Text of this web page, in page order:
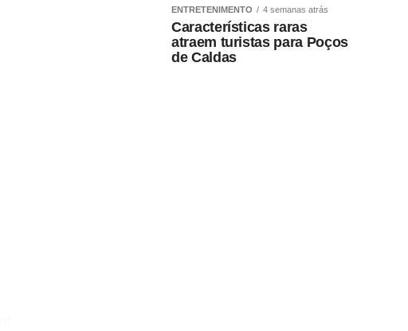
ENTRETENIMENTO 4 semanas atrás
Características raras
atraem turistas para Poços
de Caldas